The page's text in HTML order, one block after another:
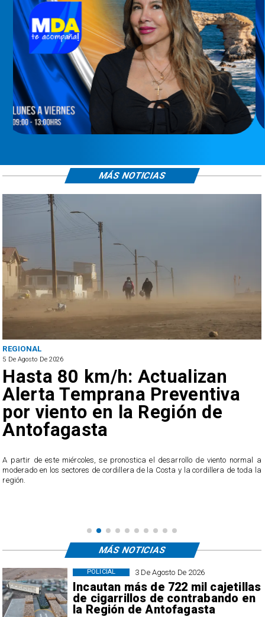
REGIONAL
5 De Agosto De 2026
Hasta 80 km/h: Actualizan
Alerta Temprana Preventiva
por viento en la Región de
Antofagasta
A partir de este miércoles, se pronostica el desarrollo de viento normal a
moderado en los sectores de cordillera de la Costa y la cordillera de toda la
región.
MÁS NOTICIAS
3 De Agosto De 2026
Incautan más de 722 mil cajetillas
de cigarrillos de contrabando en
la Región de Antofagasta
POLICIAL
MÁS NOTICIAS